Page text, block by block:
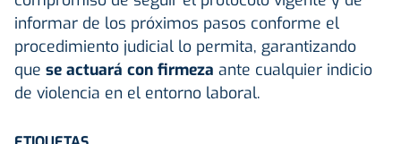
informar de los próximos pasos conforme el
procedimiento judicial lo permita, garantizando
que se actuará con firmeza ante cualquier indicio
de violencia en el entorno laboral.